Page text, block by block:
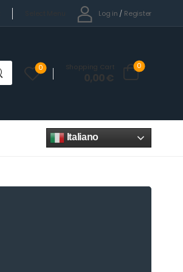
Log in / Register
0 Shopping Cart
0,00€
0
Italiano